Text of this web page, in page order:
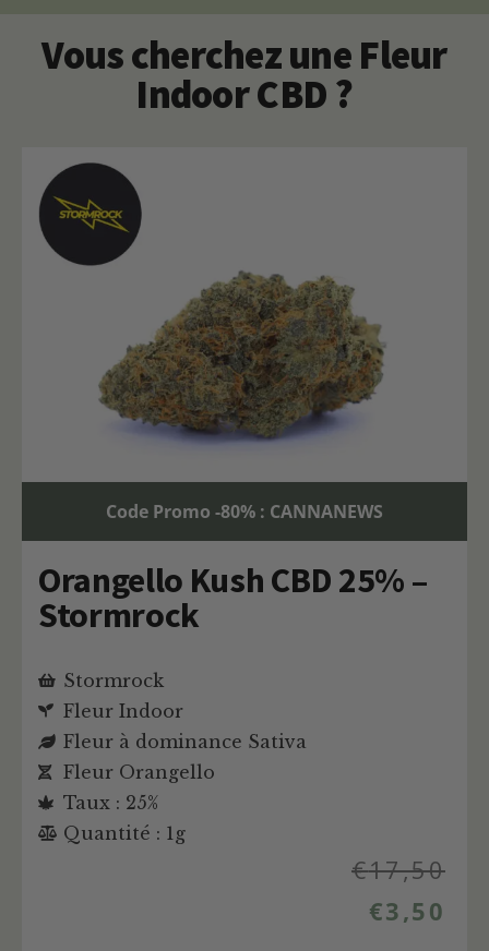
Vous cherchez une Fleur
Indoor CBD ?
Code Promo -80% : CANNANEWS
Orangello Kush CBD 25% –
Stormrock
Stormrock
Fleur Indoor
Fleur à dominance Sativa
Fleur Orangello
Taux : 25%
Quantité : 1g
€17,50
€3,50